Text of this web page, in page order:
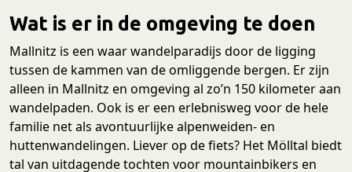
Wat is er in de omgeving te doen
Mallnitz is een waar wandelparadijs door de ligging
tussen de kammen van de omliggende bergen. Er zijn
alleen in Mallnitz en omgeving al zo’n 150 kilometer aan
wandelpaden. Ook is er een erlebnisweg voor de hele
familie net als avontuurlijke alpenweiden- en
huttenwandelingen. Liever op de fiets? Het Mölltal biedt
tal van uitdagende tochten voor mountainbikers en